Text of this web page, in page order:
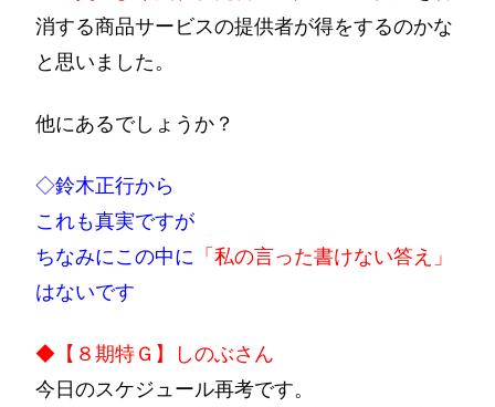
消する商品サービスの提供者が得をするのかな
と思いました。
他にあるでしょうか？
◇鈴木正行から
これも真実ですが
ちなみにこの中に 「私の言った書けない答え」
はないです
◆【８期特Ｇ】しのぶさん
今日のスケジュール再考です。